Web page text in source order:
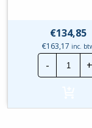
€134,85
€163,17 inc.
- xPole
20A
+